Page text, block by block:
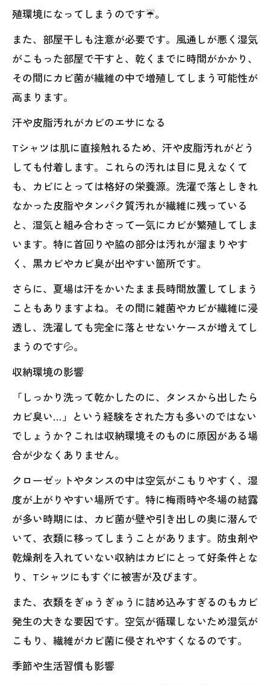
殖環境になってしまうのです☔。
また、部屋干しも注意が必要です。風通しが悪く湿気
がこもった部屋で干すと、乾くまでに時間がかかり、
その間にカビ菌が繊維の中で増殖してしまう可能性が
高まります。
汗や皮脂汚れがカビのエサになる
Tシャツは肌に直接触れるため、汗や皮脂汚れがどう
しても付着します。これらの汚れは目に見えなくて
も、カビにとっては格好の栄養源。洗濯で落としきれ
なかった皮脂やタンパク質汚れが繊維に残っている
と、湿気と組み合わさって一気にカビが繁殖してしま
います。特に首回りや脇の部分は汚れが溜まりやす
く、黒カビやカビ臭が出やすい箇所です。
さらに、夏場は汗をかいたまま長時間放置してしまう
こともありますよね。その間に雑菌やカビが繊維に浸
透し、洗濯しても完全に落とせないケースが増えてし
まうのです💦。
収納環境の影響
「しっかり洗って乾かしたのに、タンスから出したら
カビ臭い…」という経験をされた方も多いのではない
でしょうか？これは収納環境そのものに原因がある場
合が少なくありません。
クローゼットやタンスの中は空気がこもりやすく、湿
度が上がりやすい場所です。特に梅雨時や冬場の結露
が多い時期には、カビ菌が壁や引き出しの奥に潜んで
いて、衣類に移ってしまうことがあります。防虫剤や
乾燥剤を入れていない収納はカビにとって好条件とな
り、Tシャツにもすぐに被害が及びます。
また、衣類をぎゅうぎゅうに詰め込みすぎるのもカビ
発生の大きな要因です。空気が循環しないため湿気が
こもり、繊維がカビ菌に侵されやすくなるのです。
季節や生活習慣も影響